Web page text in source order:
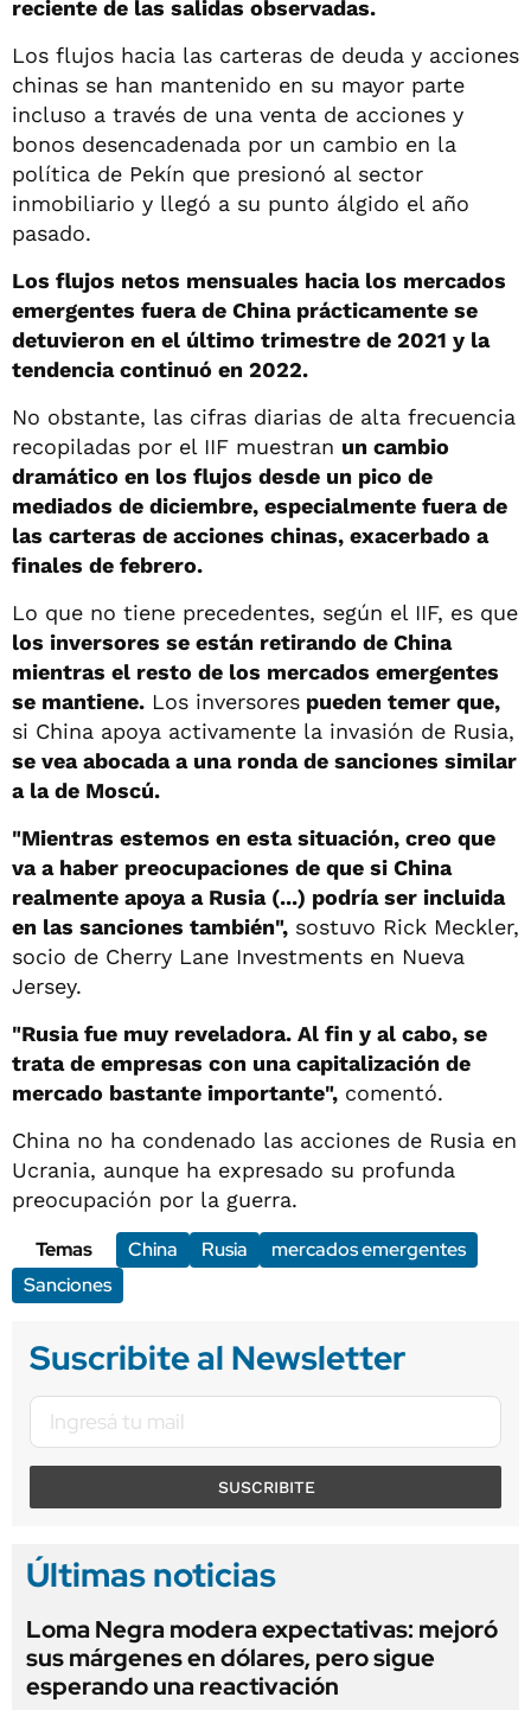
reciente de las salidas observadas.
Los flujos hacia las carteras de deuda y acciones
chinas se han mantenido en su mayor parte
incluso a través de una venta de acciones y
bonos desencadenada por un cambio en la
política de Pekín que presionó al sector
inmobiliario y llegó a su punto álgido el año
pasado.
Los flujos netos mensuales hacia los mercados
emergentes fuera de China prácticamente se
detuvieron en el último trimestre de 2021 y la
tendencia continuó en 2022.
No obstante, las cifras diarias de alta frecuencia
recopiladas por el IIF muestran un cambio
dramático en los flujos desde un pico de
mediados de diciembre, especialmente fuera de
las carteras de acciones chinas, exacerbado a
finales de febrero.
Lo que no tiene precedentes, según el IIF, es que
los inversores se están retirando de China
mientras el resto de los mercados emergentes
se mantiene. Los inversores pueden temer que,
si China apoya activamente la invasión de Rusia,
se vea abocada a una ronda de sanciones similar
a la de Moscú.
"Mientras estemos en esta situación, creo que
va a haber preocupaciones de que si China
realmente apoya a Rusia (...) podría ser incluida
en las sanciones también", sostuvo Rick Meckler,
socio de Cherry Lane Investments en Nueva
Jersey.
"Rusia fue muy reveladora. Al fin y al cabo, se
trata de empresas con una capitalización de
mercado bastante importante", comentó.
China no ha condenado las acciones de Rusia en
Ucrania, aunque ha expresado su profunda
preocupación por la guerra.
Temas
China Rusia
mercados emergentes
Sanciones
Suscribite al Newsletter
SUSCRIBITE
Últimas noticias
Loma Negra modera expectativas: mejoró
sus márgenes en dólares, pero sigue
esperando una reactivación